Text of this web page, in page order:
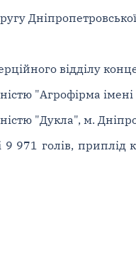
Дніпропетровської
відділу
"Агрофірма
"Дукла", м.
голів, приплід